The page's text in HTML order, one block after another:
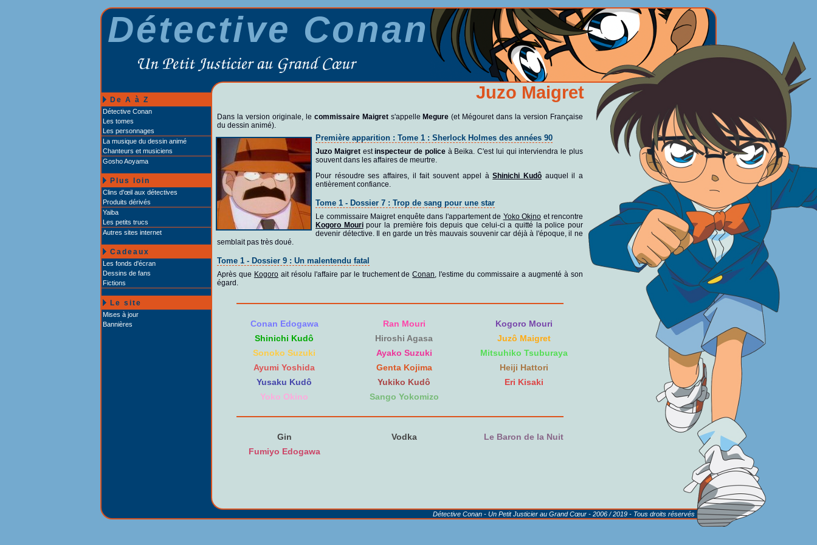
Détective Conan
De A à Z
Détective Conan
Les tomes
Les personnages
La musique du dessin animé
Chanteurs et musiciens
Gosho Aoyama
Plus loin
Clins d'œil aux détectives
Produits dérivés
Yaiba
Les petits trucs
Autres sites internet
Cadeaux
Les fonds d'écran
Dessins de fans
Fictions
Le site
Mises à jour
Bannières
Juzo Maigret
Dans la version originale, le commissaire Maigrets'appelle Megure (et Mégouret dans la version Française
du dessin animé).
Première apparition : Tome 1 : Sherlock Holmes des années 90
Juzo Maigretestinspecteur de policeà Beika. C'est lui qui interviendra le plus
souvent dans les affaires de meurtre.
Pour résoudre ses affaires, il fait souvent appel àShinichi Kudôauquel il a
entièrement confiance.
Tome 1 - Dossier 7 : Trop de sang pour une star
Le commissaire Maigret enquête dans l'appartement de Yoko Okino et rencontre
Kogoro Mouripour la première fois depuis que celui-ci a quitté la police pour
devenir détective. Il en garde un très mauvais souvenir car déjà à l'époque, il ne
semblait pas très doué.
Tome 1 - Dossier 9 : Un malentendu fatal
Après que Kogoroait résolu l'affaire par le truchement deConan, l'estime du commissaire a augmenté à son
égard.
Conan Edogawa Ran Mouri
Kogoro Mouri
Shinichi Kudô
Hiroshi Agasa
Juzô Maigret
Sonoko Suzuki
Ayako Suzuki
Mitsuhiko Tsuburaya
Ayumi Yoshida
Genta Kojima
Heiji Hattori
Yusaku Kudô
Yukiko Kudô
Eri Kisaki
Yoko Okino
Sango Yokomizo
Gin Vodka
Le Baron de la Nuit
Fumiyo Edogawa
Détective Conan - Un Petit Justicier au Grand Cœur - 2006 / 2019 - Tous droits réservés